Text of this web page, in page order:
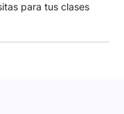
para tus clases